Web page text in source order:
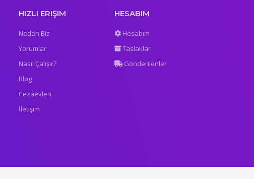
HIZLI ERIŞIM
Neden Biz
Yorumlar
Nasıl Çalışır?
Blog
Cezaevleri
İletişim
HESABIM
Hesabım
Taslaklar
Gönderilenler